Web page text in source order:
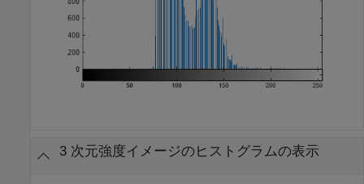
3 次元強度イメージのヒストグラムの表示